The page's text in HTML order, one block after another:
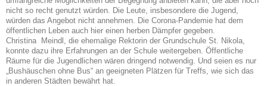
nicht so recht genutzt würden. Die Leute, insbesondere die Jugend,
würden das Angebot nicht annehmen. Die Corona-Pandemie hat dem
öffentlichen Leben auch hier einen herben Dämpfer gegeben.
Christina
Meindl, die ehemalige Rektorin der Grundschule St. Nikola,
konnte dazu ihre Erfahrungen an der Schule weitergeben. Öffentliche
Räume für die Jugendlichen wären dringend notwendig. Und seien es nur
„Bushäuschen ohne Bus“ an geeigneten Plätzen für Treffs, wie sich das
in anderen Städten bewährt hat.